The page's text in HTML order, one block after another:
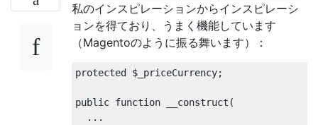
私のインスピレーションからインスピレーシ
ョンを得ており、うまく機能しています
（Magentoのように振る舞います）：
protected $_priceCurrency;
public function __construct (
...